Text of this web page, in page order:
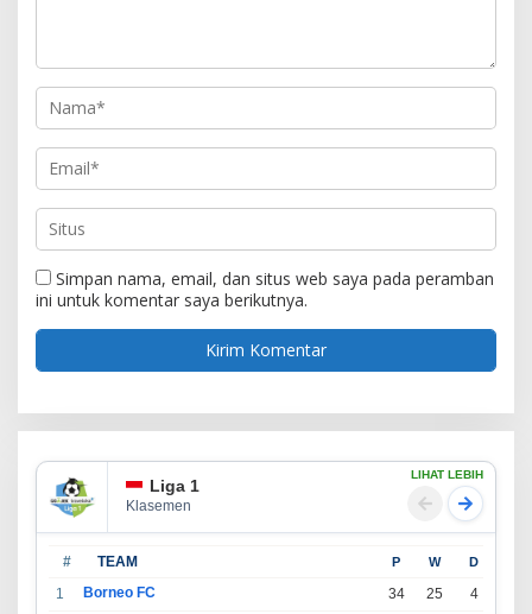
Simpan nama, email, dan situs web saya pada peramban
ini untuk komentar saya berikutnya.
Liga 1
Klasemen
LIHAT LEBIH
# TEAM P W D
1 Borneo FC 34 25 4